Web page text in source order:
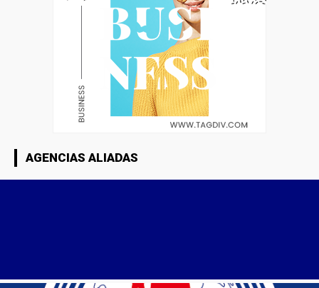
AGENCIAS ALIADAS